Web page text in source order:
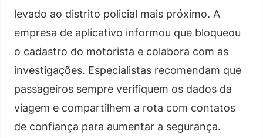
levado ao distrito policial mais próximo. A
empresa de aplicativo informou que bloqueou
o cadastro do motorista e colabora com as
investigações. Especialistas recomendam que
passageiros sempre verifiquem os dados da
viagem e compartilhem a rota com contatos
de confiança para aumentar a segurança.